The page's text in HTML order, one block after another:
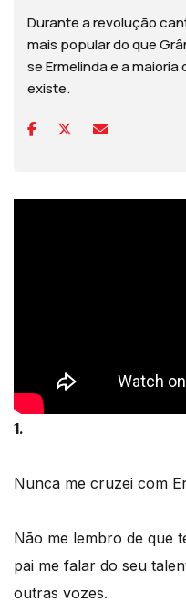
Durante a revolução
mais popular do que
se Ermelinda e a
existe.
1.
Nunca me cruzei com
Não me lembro de que
pai me falar do seu
outras vozes.